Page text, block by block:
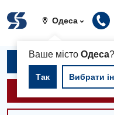
Одеса
Ваше містоОдеса?
Так Вибрати